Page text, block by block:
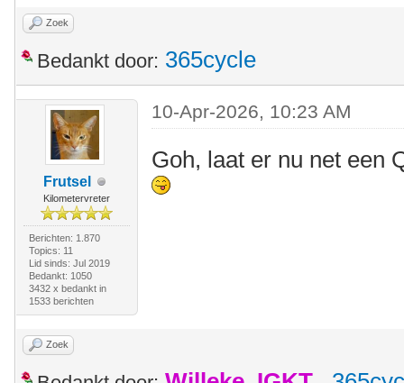
Zoek
Bedankt door: 365cycle
Frutsel
Kilometervreter
Berichten: 1.870
Topics: 11
Lid sinds: Jul 2019
Bedankt: 1050
3432 x bedankt in
1533 berichten
10-Apr-2026, 10:23 AM
Goh, laat er nu net een
Zoek